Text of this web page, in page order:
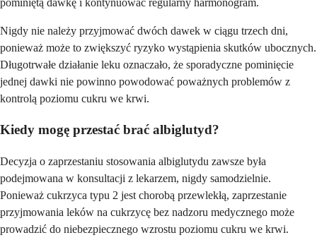
Nigdy nie należy przyjmować dwóch dawek w ciągu trzech dni,
ponieważ może to zwiększyć ryzyko wystąpienia skutków ubocznych.
Długotrwałe działanie leku oznaczało, że sporadyczne pominięcie
jednej dawki nie powinno powodować poważnych problemów z
kontrolą poziomu cukru we krwi.
Kiedy mogę przestać brać albiglutyd?
Decyzja o zaprzestaniu stosowania albiglutydu zawsze była
podejmowana w konsultacji z lekarzem, nigdy samodzielnie.
Ponieważ cukrzyca typu 2 jest chorobą przewlekłą, zaprzestanie
przyjmowania leków na cukrzycę bez nadzoru medycznego może
prowadzić do niebezpiecznego wzrostu poziomu cukru we krwi.